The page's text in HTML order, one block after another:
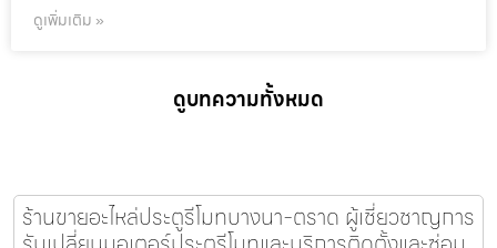
ดูเพิ่มเติม »
ดูบทความทั้งหมด
ร้านขายอะไหล่ประตูรีโมทบางนา-ตราด ผู้เชี่ยวชาญการ